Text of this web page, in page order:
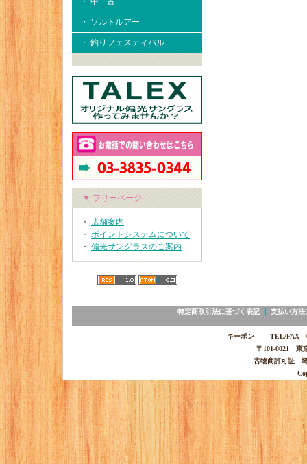
・ ソルトルアー
・ 釣りフェスティバル
▼ フリーページ
・ 店舗案内
・ ポイントシステムについて
・ 偏光サングラスのご案内
特定商取引法に基づく表記｜ 支払い方法
キーポン TEL/FAX
〒101-0021 東
古物商許可証